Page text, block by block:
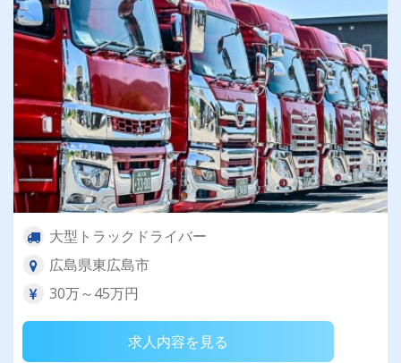
大型トラックドライバー
広島県東広島市
30万～45万円
求人内容を見る